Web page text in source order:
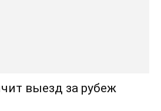
выезд за рубеж